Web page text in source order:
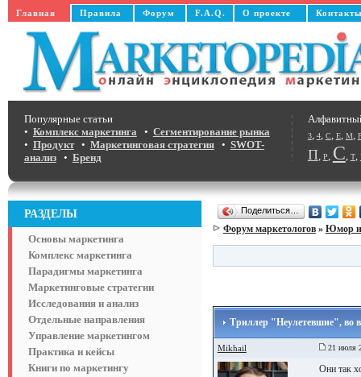
Главная Правила Форум F.A.Q. О проекте
3, 4, C, E, M,
П, Р, С, Т,
Популярные статьи
• Комплекс маркетинга • Сегментирование рынка
• Продукт• Маркетинговая стратегия• SWOT-
анализ• Бренд
РАЗДЕЛЫ
Основы маркетинга
Комплекс маркетинга
Парадигмы маркетинга
Маркетинговые стратегии
Исследования и анализ
Отдельные направления
Управление маркетингом
Практика и кейсы
Книги по маркетингу
Поделиться…
Форум маркетологов» Юмор и
Триллер "Неулетевшие", во
Mikhail 21 июля
Они так